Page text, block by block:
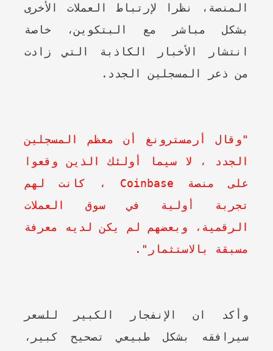
المنصة، نظرا لإرتباط العملات الأخرى
بشكل مباشر مع البتكوين، خاصة
انتشار الأخبار الكاذبة التي زادت
من ذعر المسجلين الجدد.
"وقال أرمسترونغ أن معظم المسجلين
الجدد ، لا سيما أولئك الذين وقعوا
على منصة Coinbase ، كانت لهم
تجربة أولية في سوق العملات
الرقمية، وبعضهم لم يكن لديه معرفة
مسبقة بالاستثمار".
وأكد ان الإنفجار الكبير للسعر
سيرافقه بشكل طبيعي تصحيح كبير،